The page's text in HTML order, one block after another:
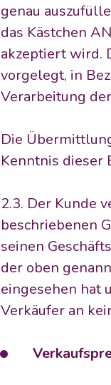
genau
das Kästchen
akzeptiert wird.
vorgelegt, in
Verarbeitung
Die
Kenntnis dieser
2.3. Der Kunde
beschriebenen
seinen
der oben
eingesehen hat
Verkäufer an